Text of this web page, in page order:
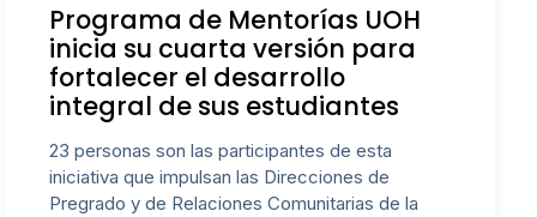
Programa de Mentorías UOH
inicia su cuarta versión para
fortalecer el desarrollo
integral de sus estudiantes
23 personas son las participantes de esta
iniciativa que impulsan las Direcciones de
Pregrado y de Relaciones Comunitarias de la